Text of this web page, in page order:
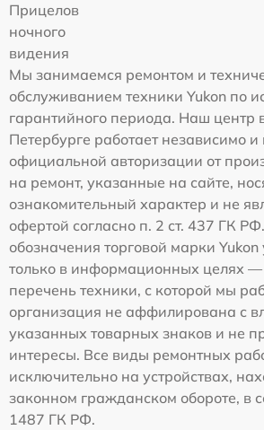
Прицелов
ночного
видения
Мы занимаемся ремонтом и
обслуживанием техники Yukon по
гарантийного периода. Наш центр
Петербурге работает независимо и
официальной авторизации от
на ремонт, указанные на сайте,
ознакомительный характер и не
офертой согласно п. 2 ст. 437 ГК
обозначения торговой марки
только в информационных целях —
перечень техники, с которой мы
организация не аффилирована с
указанных товарных знаков и не
интересы. Все виды ремонтных
исключительно на устройствах,
законном гражданском обороте, в
1487 ГК РФ.